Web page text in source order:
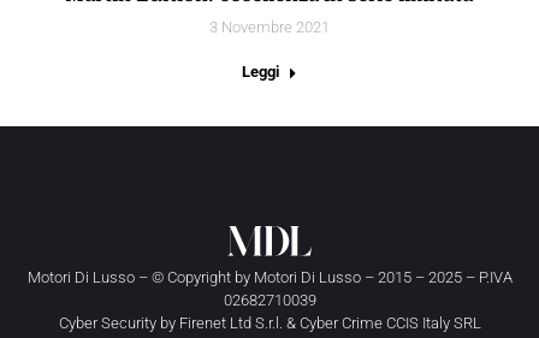
3 Novembre 2021
Leggi
Motori Di Lusso – © Copyright by Motori Di Lusso– 2015 – 2025 – P.IVA
02682710039
Cyber Security by Firenet Ltd S.r.l. & Cyber Crime CCIS Italy SRL